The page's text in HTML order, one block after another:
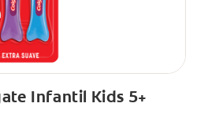
Infantil Kids 5+